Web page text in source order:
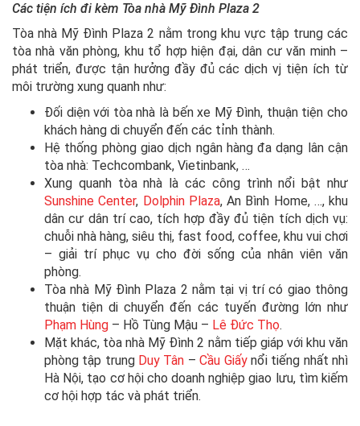
Các tiện ích đi kèm Tòa nhà Mỹ Đình Plaza 2
Tòa nhà Mỹ Đình Plaza 2 nằm trong khu vực tập trung các
tòa nhà văn phòng, khu tổ hợp hiện đại, dân cư văn minh –
phát triển, được tận hưởng đầy đủ các dịch vj tiện ích từ
môi trường xung quanh như:
Đối diện với tòa nhà là bến xe Mỹ Đình, thuận tiện cho
khách hàng di chuyển đến các tỉnh thành.
Hệ thống phòng giao dịch ngân hàng đa dạng lân cận
tòa nhà: Techcombank, Vietinbank, …
Xung quanh tòa nhà là các công trình nổi bật như
Sunshine Center, Dolphin Plaza, An Bình Home, …, khu
dân cư dân trí cao, tích hợp đầy đủ tiện tích dịch vụ:
chuỗi nhà hàng, siêu thị, fast food, coffee, khu vui chơi
– giải trí phục vụ cho đời sống của nhân viên văn
phòng.
Tòa nhà Mỹ Đình Plaza 2 nằm tại vị trí có giao thông
thuận tiện di chuyển đến các tuyến đường lớn như
Phạm Hùng – Hồ Tùng Mậu – Lê Đức Thọ.
Mặt khác, tòa nhà Mỹ Đình 2 nằm tiếp giáp với khu văn
phòng tập trung Duy Tân –Cầu Giấynổi tiếng nhất nhì
Hà Nội, tạo cơ hội cho doanh nghiệp giao lưu, tìm kiếm
cơ hội hợp tác và phát triển.